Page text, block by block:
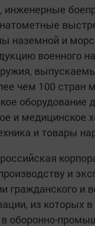
инженерные
наземной и
военного
чем 100 стран
оборудование
и медицинское
и товары
и
и
из
оборонно-